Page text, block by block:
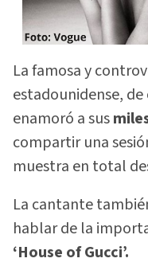
La famosa y
estadounidense,
enamoró a sus
compartir una
muestra en total
La cantante
hablar de la
‘House of Gucci’.